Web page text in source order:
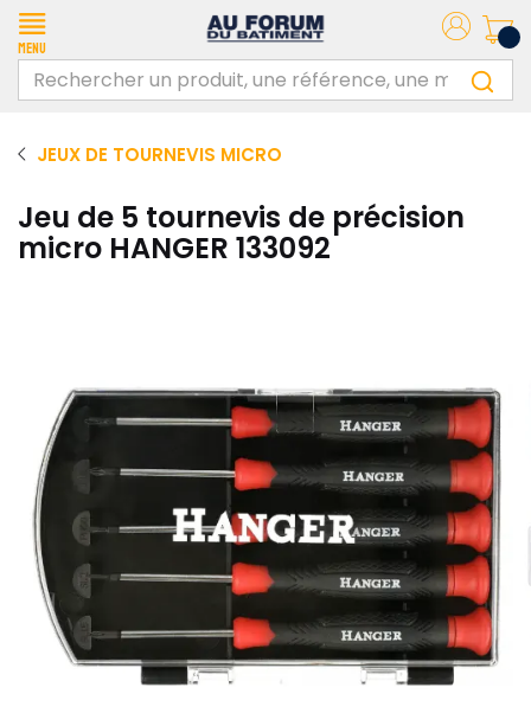
Menu
JEUX DE TOURNEVIS MICRO
Jeu de 5 tournevis de précision
micro HANGER 133092